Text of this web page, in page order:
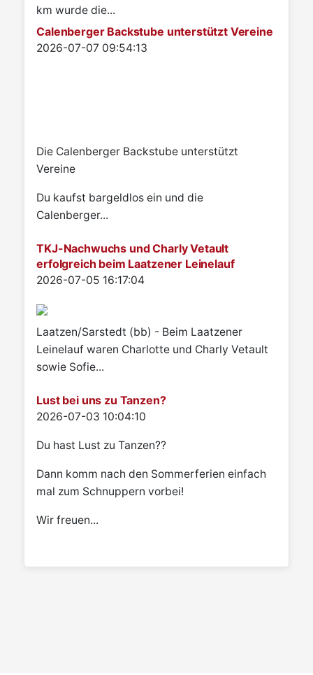
km wurde die...
Calenberger Backstube unterstützt Vereine
Details
2026-07-07 09:54:13
Die Calenberger Backstube unterstützt
Vereine
Du kaufst bargeldlos ein und die
Calenberger...
TKJ-Nachwuchs und Charly Vetault
erfolgreich beim Laatzener Leinelauf
Details
2026-07-05 16:17:04
Laatzen/Sarstedt (bb) - Beim Laatzener
Leinelauf waren Charlotte und Charly Vetault
sowie Sofie...
Lust bei uns zu Tanzen?
Details
2026-07-03 10:04:10
Du hast Lust zu Tanzen??
Dann komm nach den Sommerferien einfach
mal zum Schnuppern vorbei!
Wir freuen...